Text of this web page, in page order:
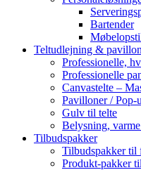
Bartender
Teltudlejning &
Professionelle,
Professionelle
Canvastelte –
Pavilloner / Pop-
Gulv til telte
Belysning,
Tilbudspakker
Tilbudspakker til
Produkt-pakker